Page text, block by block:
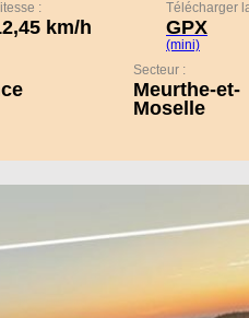
:
km/h
Télécharger
GPX
(mini)
Secteur :
Meurthe-et-
Moselle